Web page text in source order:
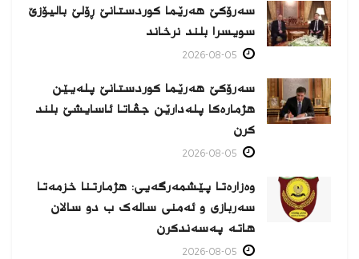
سەرۆکێ هەرێما کوردستانێ ڕۆلێ بالیۆزێ
سویسرا بلند نرخاند
سەرۆکێ هەرێما کوردستانێ پلەیێن
هژمارەكا پلەدارێن جڤاتا ئاسایشێ بلند
كرن
وەزارەتا پێشمەرگەیی: هژمارتنا خزمەتا
سەربازی و ئەمنی سالەک ب دو سالان
هاتە پەسەندكرن